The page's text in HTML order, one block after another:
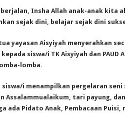
berjalan, Insha Allah anak-anak kita
sejak dini, belajar sejak dini
yayasan Aisyiyah menyerahkan
kepada siswa/i TK Aisyiyah dan
lomba.
siswa/i menampilkan pergelaran
Assalammualaikum, tari payung,
ada Pidato Anak, Pembacaan Puisi,